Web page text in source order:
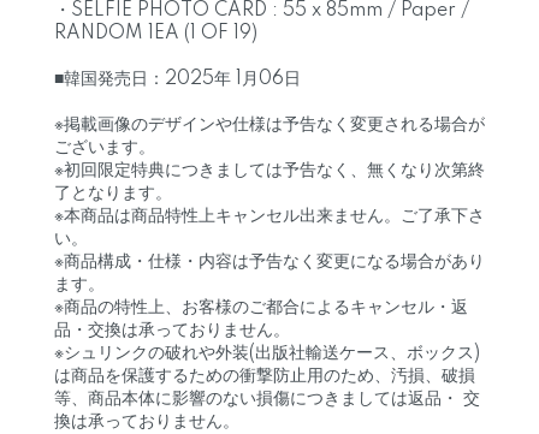
・SELFIE PHOTO CARD : 55 x 85mm / Paper /
RANDOM 1EA (1 OF 19)
■韓国発売日：2025年 1月06日
※掲載画像のデザインや仕様は予告なく変更される場合が
ございます。
※初回限定特典につきましては予告なく、無くなり次第終
了となります。
※本商品は商品特性上キャンセル出来ません。ご了承下さ
い。
※商品構成・仕様・内容は予告なく変更になる場合があり
ます。
※商品の特性上、お客様のご都合によるキャンセル・返
品・交換は承っておりません。
※シュリンクの破れや外装(出版社輸送ケース、ボックス)
は商品を保護するための衝撃防止用のため、汚損、破損
等、商品本体に影響のない損傷につきましては返品・ 交
換は承っておりません。